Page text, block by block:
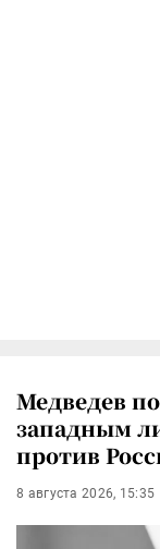
Медведев
западным
против
8 августа 2026, 15:35